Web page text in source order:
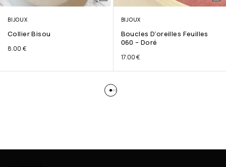
BIJOUX
Collier Bisou
8.00 €
BIJOUX
Boucles D’oreilles Feuilles
060 – Doré
17.00€